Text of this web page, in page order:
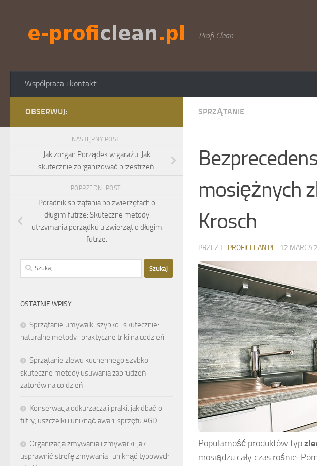
Profi Clean
Współpraca i kontakt
SPRZĄTANIE
mosiężnych
Krosch
PRZEZ E-PROFICLEAN.PL · 12 MARCA
Popularność produktów typ
mosiądzu cały czas rośnie.
OBSERWUJ:
NASTĘPNY POST
Jak zorgan Porządek w garażu: Jak
skutecznie zorganizować przestrzeń.
POPRZEDNI POST
Poradnik sprzątania po zwierzętach o
długim futrze: Skuteczne metody
utrzymania porządku u zwierząt o długim
futrze.
Szukaj:
OSTATNIE WPISY
Sprzątanie umywalki szybko i skutecznie:
naturalne metody i praktyczne triki na codzień
Sprzątanie zlewu kuchennego szybko:
skuteczne metody usuwania zabrudzeń i
zatorów na co dzień
Konserwacja odkurzacza i pralki: jak dbać o
filtry, uszczelki i uniknąć awarii sprzętu AGD
Organizacja zmywania i zmywarki: jak
usprawnić strefę zmywania i uniknąć typowych